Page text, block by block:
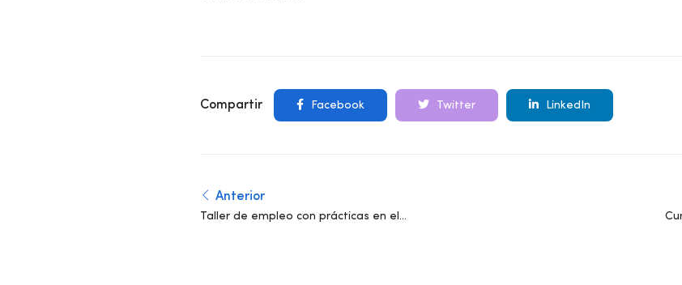
Compartir Facebook Twitter LinkedIn
Anterior
Taller de empleo con prácticas en el